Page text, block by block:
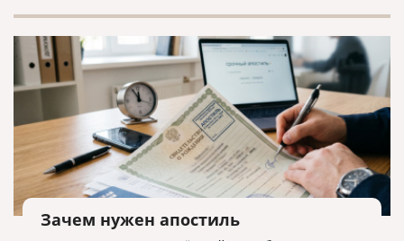
Зачем нужен апостиль